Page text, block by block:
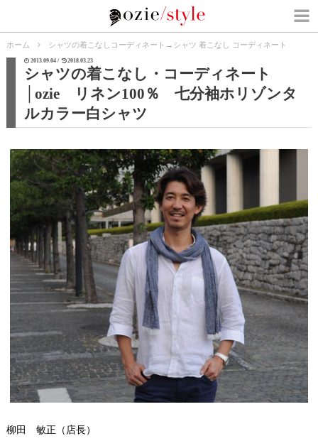
ホーム シャツの着こなしコーディネート → シャツ 着こなし コーディネート
2013.09.04 / 2018.03.23
シャツの着こなし・コーディネート
│ozie リネン100％ 七分袖ホリゾンタ
ルカラー白シャツ
柳田　敏正（店長）